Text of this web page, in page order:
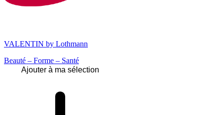
VALENTIN by Lothmann
Beauté – Forme – Santé
Ajouter à ma sélection